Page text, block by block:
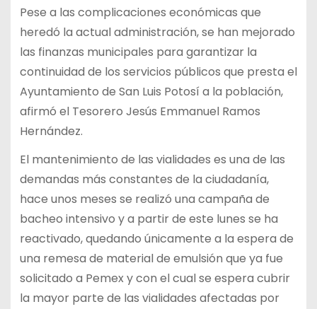
Pese a las complicaciones económicas que
heredó la actual administración, se han mejorado
las finanzas municipales para garantizar la
continuidad de los servicios públicos que presta el
Ayuntamiento de San Luis Potosí a la población,
afirmó el Tesorero Jesús Emmanuel Ramos
Hernández.
El mantenimiento de las vialidades es una de las
demandas más constantes de la ciudadanía,
hace unos meses se realizó una campaña de
bacheo intensivo y a partir de este lunes se ha
reactivado, quedando únicamente a la espera de
una remesa de material de emulsión que ya fue
solicitado a Pemex y con el cual se espera cubrir
la mayor parte de las vialidades afectadas por